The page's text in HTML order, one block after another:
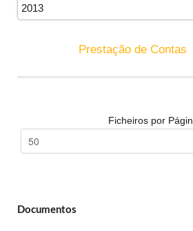
2013
Prestação de Contas
Ficheiros por
Documentos